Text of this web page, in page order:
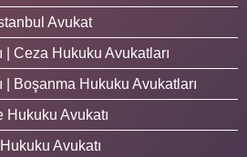
Avukat
| Ceza Hukuku Avukatları
| Boşanma Hukuku Avukatları
Hukuku Avukatı
Hukuku Avukatı